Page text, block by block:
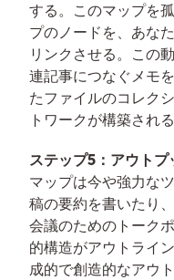
する。このマップを
プのノードを、あな
リンクさせる。この
連記事につなぐメモ
たファイルのコレク
トワークが構築される
ステップ5：アウトプ
マップは今や強力な
稿の要約を書いたり
会議のためのトーク
的構造がアウトライ
成的で創造的なアウ